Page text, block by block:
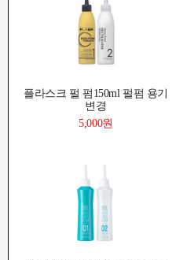
플라스크 펄 펌150ml 펄펌 용기
변경
5,000원